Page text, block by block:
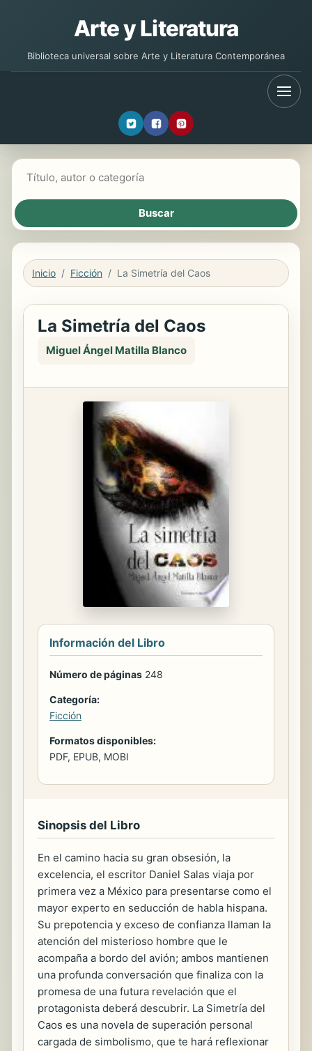
Arte y Literatura
Biblioteca universal sobre Arte y Literatura Contemporánea
Inicio Ficción La Simetría del Caos
La Simetría del Caos
Miguel Ángel Matilla Blanco
Información del Libro
Número de páginas 248
Categoría:
Ficción
Formatos disponibles:
PDF, EPUB, MOBI
Sinopsis del Libro
En el camino hacia su gran obsesión, la
excelencia, el escritor Daniel Salas viaja por
primera vez a México para presentarse como el
mayor experto en seducción de habla hispana.
Su prepotencia y exceso de confianza llaman la
atención del misterioso hombre que le
acompaña a bordo del avión; ambos mantienen
una profunda conversación que finaliza con la
promesa de una futura revelación que el
protagonista deberá descubrir. La Simetría del
Caos es una novela de superación personal
cargada de simbolismo, que te hará reflexionar